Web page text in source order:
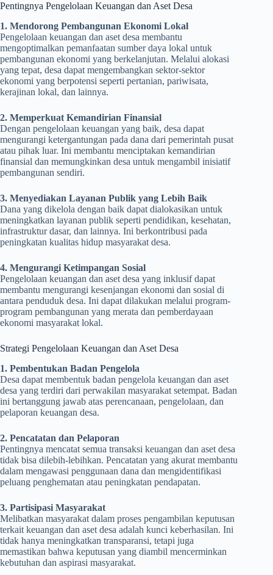
Pentingnya Pengelolaan Keuangan dan Aset Desa
1. Mendorong Pembangunan Ekonomi Lokal
Pengelolaan keuangan dan aset desa membantu
mengoptimalkan pemanfaatan sumber daya lokal untuk
pembangunan ekonomi yang berkelanjutan. Melalui alokasi
yang tepat, desa dapat mengembangkan sektor-sektor
ekonomi yang berpotensi seperti pertanian, pariwisata,
kerajinan lokal, dan lainnya.
2. Memperkuat Kemandirian Finansial
Dengan pengelolaan keuangan yang baik, desa dapat
mengurangi ketergantungan pada dana dari pemerintah pusat
atau pihak luar. Ini membantu menciptakan kemandirian
finansial dan memungkinkan desa untuk mengambil inisiatif
pembangunan sendiri.
3. Menyediakan Layanan Publik yang Lebih Baik
Dana yang dikelola dengan baik dapat dialokasikan untuk
meningkatkan layanan publik seperti pendidikan, kesehatan,
infrastruktur dasar, dan lainnya. Ini berkontribusi pada
peningkatan kualitas hidup masyarakat desa.
4. Mengurangi Ketimpangan Sosial
Pengelolaan keuangan dan aset desa yang inklusif dapat
membantu mengurangi kesenjangan ekonomi dan sosial di
antara penduduk desa. Ini dapat dilakukan melalui program-
program pembangunan yang merata dan pemberdayaan
ekonomi masyarakat lokal.
Strategi Pengelolaan Keuangan dan Aset Desa
1. Pembentukan Badan Pengelola
Desa dapat membentuk badan pengelola keuangan dan aset
desa yang terdiri dari perwakilan masyarakat setempat. Badan
ini bertanggung jawab atas perencanaan, pengelolaan, dan
pelaporan keuangan desa.
2. Pencatatan dan Pelaporan
Pentingnya mencatat semua transaksi keuangan dan aset desa
tidak bisa dilebih-lebihkan. Pencatatan yang akurat membantu
dalam mengawasi penggunaan dana dan mengidentifikasi
peluang penghematan atau peningkatan pendapatan.
3. Partisipasi Masyarakat
Melibatkan masyarakat dalam proses pengambilan keputusan
terkait keuangan dan aset desa adalah kunci keberhasilan. Ini
tidak hanya meningkatkan transparansi, tetapi juga
memastikan bahwa keputusan yang diambil mencerminkan
kebutuhan dan aspirasi masyarakat.